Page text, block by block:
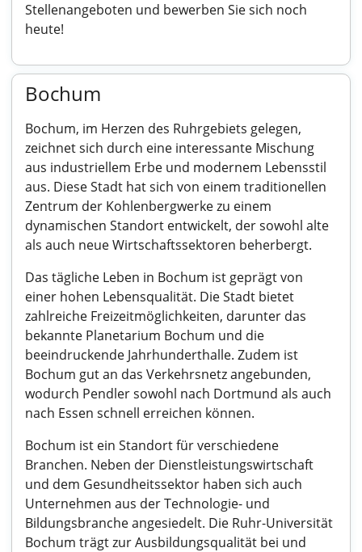
Stellenangeboten und bewerben Sie sich noch
heute!
Bochum
Bochum, im Herzen des Ruhrgebiets gelegen,
zeichnet sich durch eine interessante Mischung
aus industriellem Erbe und modernem Lebensstil
aus. Diese Stadt hat sich von einem traditionellen
Zentrum der Kohlenbergwerke zu einem
dynamischen Standort entwickelt, der sowohl alte
als auch neue Wirtschaftssektoren beherbergt.
Das tägliche Leben in Bochum ist geprägt von
einer hohen Lebensqualität. Die Stadt bietet
zahlreiche Freizeitmöglichkeiten, darunter das
bekannte Planetarium Bochum und die
beeindruckende Jahrhunderthalle. Zudem ist
Bochum gut an das Verkehrsnetz angebunden,
wodurch Pendler sowohl nach Dortmund als auch
nach Essen schnell erreichen können.
Bochum ist ein Standort für verschiedene
Branchen. Neben der Dienstleistungswirtschaft
und dem Gesundheitssektor haben sich auch
Unternehmen aus der Technologie- und
Bildungsbranche angesiedelt. Die Ruhr-Universität
Bochum trägt zur Ausbildungsqualität bei und